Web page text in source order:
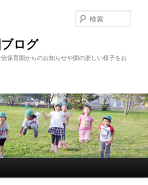
ログ
保育園からのお知らせや園の楽しい様子をお
索
移動
動